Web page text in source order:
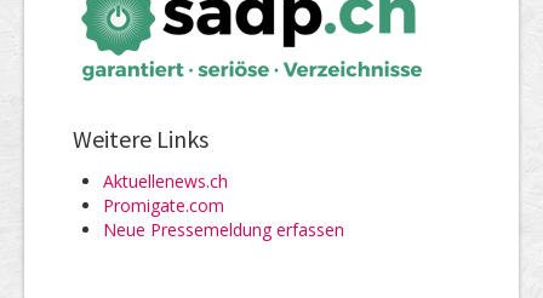
Weitere Links
Aktuellenews.ch
Promigate.com
Neue Pressemeldung erfassen